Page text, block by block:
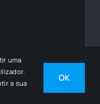
Reservados •
SGSI
uma
a sua
OK